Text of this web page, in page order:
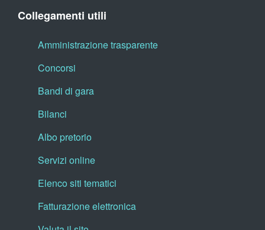
Collegamenti utili
Amministrazione trasparente
Concorsi
Bandi di gara
Bilanci
Albo pretorio
Servizi online
Elenco siti tematici
Fatturazione elettronica